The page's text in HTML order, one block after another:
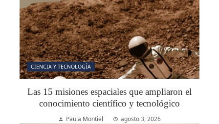
CIENCIA Y TECNOLOGÍA
Las 15 misiones espaciales que ampliaron el
conocimiento científico y tecnológico
Paula Montiel agosto 3, 2026